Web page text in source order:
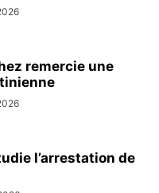
remercie une
l’arrestation de